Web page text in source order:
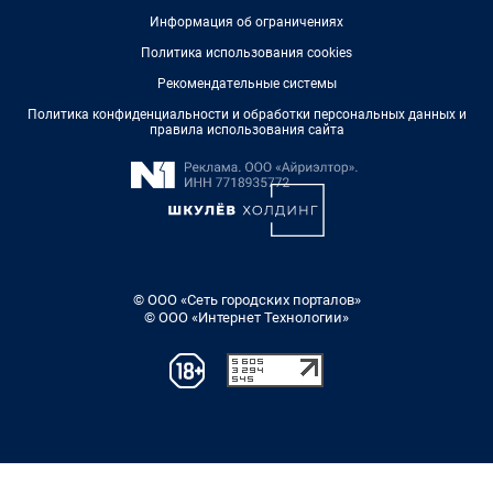
Информация об ограничениях
Политика использования cookies
Рекомендательные системы
Политика конфиденциальности и обработки персональных данных и
правила использования сайта
© ООО «Сеть городских порталов»
© ООО «Интернет Технологии»